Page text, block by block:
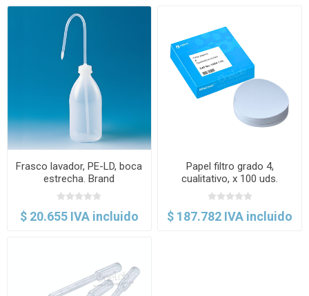
Frasco lavador, PE-LD, boca
estrecha. Brand
$ 20.655 IVA incluido
Papel filtro grado 4,
cualitativo, x 100 uds.
Whatman
$ 187.782 IVA incluido